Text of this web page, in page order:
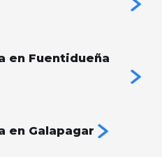
en Fuentidueña
en Galapagar